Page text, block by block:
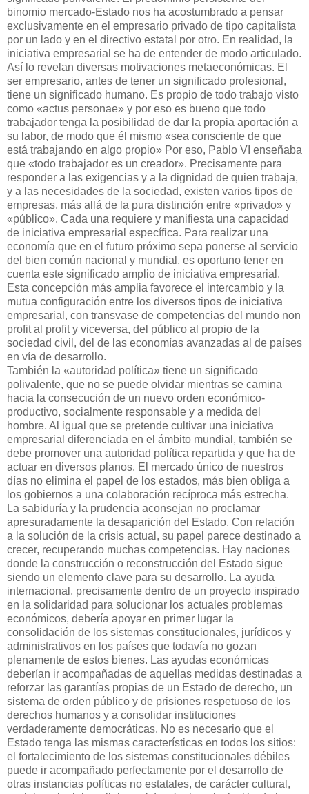
binomio mercado-Estado nos ha acostumbrado a pensar
exclusivamente en el empresario privado de tipo capitalista
por un lado y en el directivo estatal por otro. En realidad, la
iniciativa empresarial se ha de entender de modo articulado.
Así lo revelan diversas motivaciones metaeconómicas. El
ser empresario, antes de tener un significado profesional,
tiene un significado humano. Es propio de todo trabajo visto
como «actus personae» y por eso es bueno que todo
trabajador tenga la posibilidad de dar la propia aportación a
su labor, de modo que él mismo «sea consciente de que
está trabajando en algo propio» Por eso, Pablo VI enseñaba
que «todo trabajador es un creador». Precisamente para
responder a las exigencias y a la dignidad de quien trabaja,
y a las necesidades de la sociedad, existen varios tipos de
empresas, más allá de la pura distinción entre «privado» y
«público». Cada una requiere y manifiesta una capacidad
de iniciativa empresarial específica. Para realizar una
economía que en el futuro próximo sepa ponerse al servicio
del bien común nacional y mundial, es oportuno tener en
cuenta este significado amplio de iniciativa empresarial.
Esta concepción más amplia favorece el intercambio y la
mutua configuración entre los diversos tipos de iniciativa
empresarial, con transvase de competencias del mundo non
profit al profit y viceversa, del público al propio de la
sociedad civil, del de las economías avanzadas al de países
en vía de desarrollo.
También la «autoridad política» tiene un significado
polivalente, que no se puede olvidar mientras se camina
hacia la consecución de un nuevo orden económico-
productivo, socialmente responsable y a medida del
hombre. Al igual que se pretende cultivar una iniciativa
empresarial diferenciada en el ámbito mundial, también se
debe promover una autoridad política repartida y que ha de
actuar en diversos planos. El mercado único de nuestros
días no elimina el papel de los estados, más bien obliga a
los gobiernos a una colaboración recíproca más estrecha.
La sabiduría y la prudencia aconsejan no proclamar
apresuradamente la desaparición del Estado. Con relación
a la solución de la crisis actual, su papel parece destinado a
crecer, recuperando muchas competencias. Hay naciones
donde la construcción o reconstrucción del Estado sigue
siendo un elemento clave para su desarrollo. La ayuda
internacional, precisamente dentro de un proyecto inspirado
en la solidaridad para solucionar los actuales problemas
económicos, debería apoyar en primer lugar la
consolidación de los sistemas constitucionales, jurídicos y
administrativos en los países que todavía no gozan
plenamente de estos bienes. Las ayudas económicas
deberían ir acompañadas de aquellas medidas destinadas a
reforzar las garantías propias de un Estado de derecho, un
sistema de orden público y de prisiones respetuoso de los
derechos humanos y a consolidar instituciones
verdaderamente democráticas. No es necesario que el
Estado tenga las mismas características en todos los sitios:
el fortalecimiento de los sistemas constitucionales débiles
puede ir acompañado perfectamente por el desarrollo de
otras instancias políticas no estatales, de carácter cultural,